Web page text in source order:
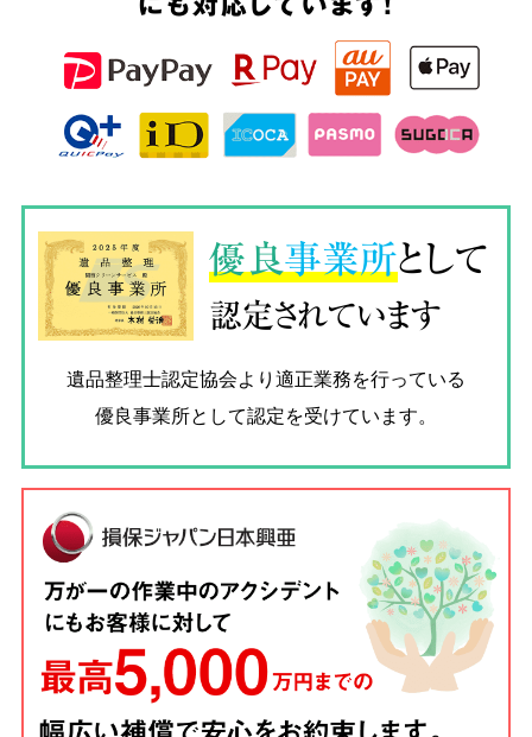
優良事業所として
認定されています
遺品整理士認定協会より適正業務を行っている
優良事業所として認定を受けています。